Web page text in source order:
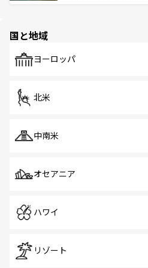
で、ホーカーズは地元の
国と地域
ヨーロッパ
北米
中南米
オセアニア
ハワイ
リゾート